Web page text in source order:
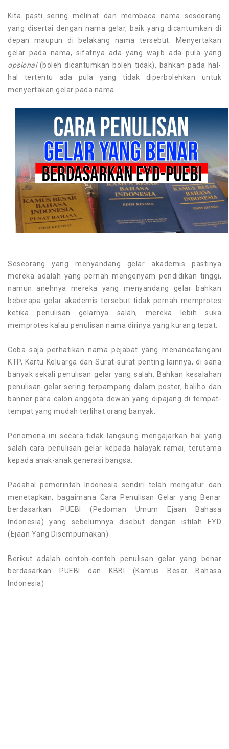
Kita pasti sering melihat dan membaca nama seseorang
yang disertai dengan nama gelar, baik yang dicantumkan di
depan maupun di belakang nama tersebut. Menyertakan
gelar pada nama, sifatnya ada yang wajib ada pula yang
opsional(boleh dicantumkan boleh tidak), bahkan pada hal-
hal tertentu ada pula yang tidak diperbolehkan untuk
menyertakan gelar pada nama.
Seseorang yang menyandang gelar akademis pastinya
mereka adalah yang pernah mengenyam pendidikan tinggi,
namun anehnya mereka yang menyandang gelar bahkan
beberapa gelar akademis tersebut tidak pernah memprotes
ketika penulisan gelarnya salah, mereka lebih suka
memprotes kalau penulisan nama dirinya yang kurang tepat.
Coba saja perhatikan nama pejabat yang menandatangani
KTP, Kartu Keluarga dan Surat-surat penting lainnya, di sana
banyak sekali penulisan gelar yang salah. Bahkan kesalahan
penulisan gelar sering terpampang dalam poster, baliho dan
banner para calon anggota dewan yang dipajang di tempat-
tempat yang mudah terlihat orang banyak.
Penomena ini secara tidak langsung mengajarkan hal yang
salah cara penulisan gelar kepada halayak ramai, terutama
kepada anak-anak generasi bangsa.
Padahal pemerintah Indonesia sendiri telah mengatur dan
menetapkan, bagaimana Cara Penulisan Gelar yang Benar
berdasarkan PUEBI (Pedoman Umum Ejaan Bahasa
Indonesia) yang sebelumnya disebut dengan istilah EYD
(Ejaan Yang Disempurnakan)
Berikut adalah contoh-contoh penulisan gelar yang benar
berdasarkan PUEBI dan KBBI (Kamus Besar Bahasa
Indonesia)